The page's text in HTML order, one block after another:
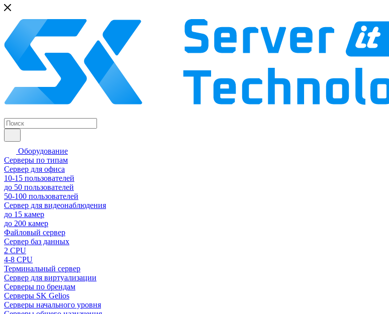
Оборудование
Серверы по типам
Сервер для офиса
10-15 пользователей
до 50 пользователей
50-100 пользователей
Сервер для видеонаблюдения
до 15 камер
до 200 камер
Файловый сервер
Сервер баз данных
2 CPU
4-8 CPU
Терминальный сервер
Сервер для виртуализации
Серверы по брендам
Серверы SK Gelios
Серверы начального уровня